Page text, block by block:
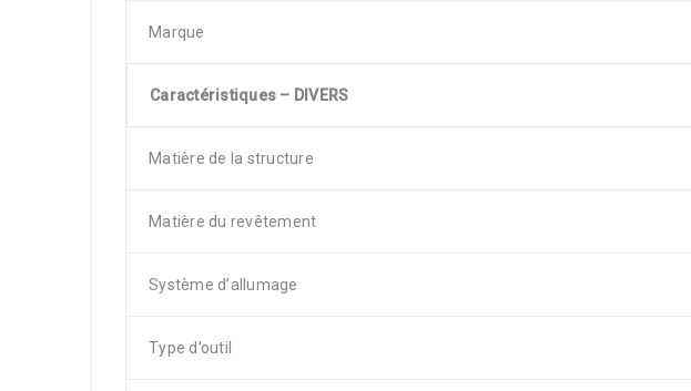
Marque
Caractéristiques – DIVERS
Matière de la structure
Matière du revêtement
Système d’allumage
Type d’outil